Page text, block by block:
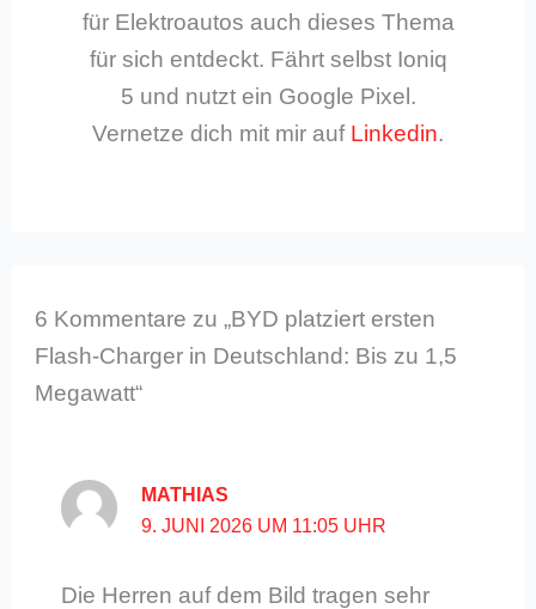
für Elektroautos auch dieses Thema
für sich entdeckt. Fährt selbst Ioniq
5 und nutzt ein Google Pixel.
Vernetze dich mit mir auf Linkedin.
6 Kommentare zu „BYD platziert ersten
Flash-Charger in Deutschland: Bis zu 1,5
Megawatt“
MATHIAS
9. JUNI 2026 UM 11:05 UHR
Die Herren auf dem Bild tragen sehr